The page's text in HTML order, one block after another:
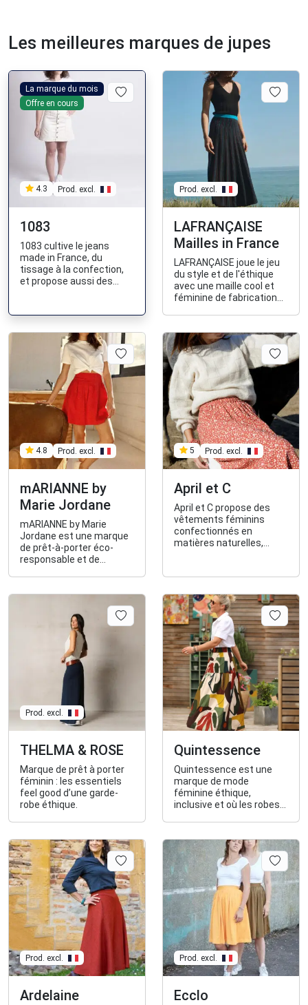
Les meilleures marques de jupes
La marque du mois
Offre en cours
4.3 Prod. excl.
1083
1083 cultive le jeans
made in France, du
tissage à la confection,
et propose aussi des
Prod. excl.
LAFRANÇAISE
Mailles in France
LAFRANÇAISE joue le jeu
du style et de l'éthique
avec une maille cool et
féminine de fabrication
4.8 Prod. excl.
mARIANNE by
Marie Jordane
mARIANNE by Marie
Jordane est une marque
de prêt-à-porter éco-
responsable et de
femmes. La marque
dispose de son propre
atelier de confection à
Paris et n'utilise que des
matières naturelles.
5 Prod. excl.
April et C
April et C propose des
vêtements féminins
confectionnés en
matières naturelles,
Prod. excl.
THELMA & ROSE
Marque de prêt à porter
féminin : les essentiels
feel good d’une garde-
robe éthique.
Quintessence
Quintessence est une
marque de mode
féminine éthique,
inclusive et où les robes
Prod. excl.
Ardelaine
Prod. excl.
Ecclo